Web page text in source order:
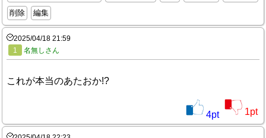
削除
編集
2025/04/18 21:59
1
名無しさん
これが本当のあたおか!?
4pt 1pt